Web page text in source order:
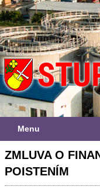
Menu
ZMLUVA O
POISTENÍM